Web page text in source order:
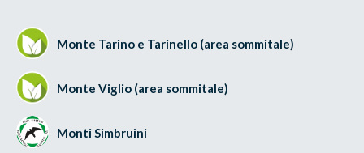
Monte Tarino e Tarinello (area sommitale)
Monte Viglio (area sommitale)
Monti Simbruini